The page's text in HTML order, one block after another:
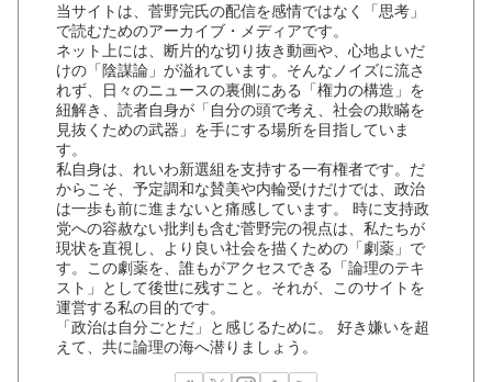
当サイトは、菅野完氏の配信を感情ではなく「思考」
で読むためのアーカイブ・メディアです。
ネット上には、断片的な切り抜き動画や、心地よいだ
けの「陰謀論」が溢れています。そんなノイズに流さ
れず、日々のニュースの裏側にある「権力の構造」を
紐解き、読者自身が「自分の頭で考え、社会の欺瞞を
見抜くための武器」を手にする場所を目指していま
す。
私自身は、れいわ新選組を支持する一有権者です。だ
からこそ、予定調和な賛美や内輪受けだけでは、政治
は一歩も前に進まないと痛感しています。 時に支持政
党への容赦ない批判も含む菅野完の視点は、私たちが
現状を直視し、より良い社会を描くための「劇薬」で
す。この劇薬を、誰もがアクセスできる「論理のテキ
スト」として後世に残すこと。それが、このサイトを
運営する私の目的です。
「政治は自分ごとだ」と感じるために。 好き嫌いを超
えて、共に論理の海へ潜りましょう。